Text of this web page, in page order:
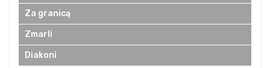
Za granicą
Zmarli
Diakoni